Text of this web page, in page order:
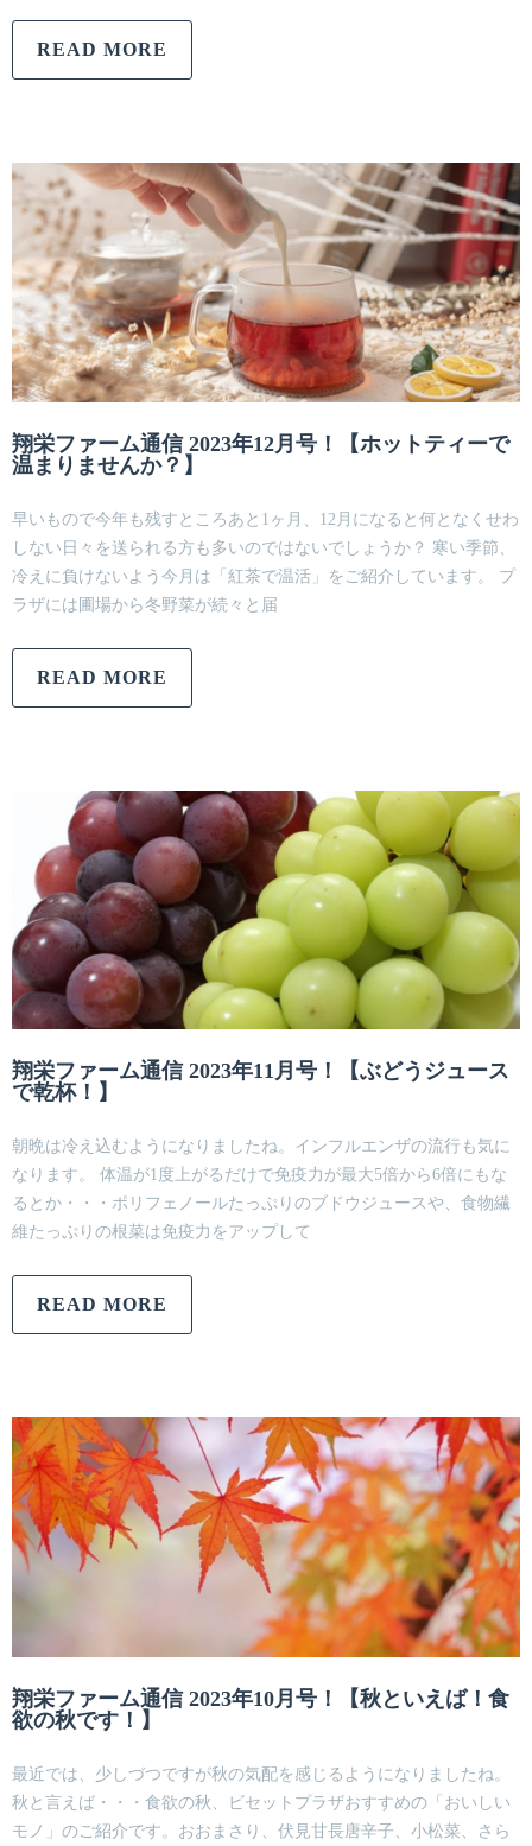
READ MORE
翔栄ファーム通信 2023年12月号！【ホットティーで
温まりませんか？】
早いもので今年も残すところあと1ヶ月、12月になると何となくせわ
しない日々を送られる方も多いのではないでしょうか？ 寒い季節、
冷えに負けないよう今月は「紅茶で温活」をご紹介しています。 プ
ラザには圃場から冬野菜が続々と届
READ MORE
翔栄ファーム通信 2023年11月号！【ぶどうジュース
で乾杯！】
朝晩は冷え込むようになりましたね。インフルエンザの流行も気に
なります。 体温が1度上がるだけで免疫力が最大5倍から6倍にもな
るとか・・・ポリフェノールたっぷりのブドウジュースや、食物繊
維たっぷりの根菜は免疫力をアップして
READ MORE
翔栄ファーム通信 2023年10月号！【秋といえば！食
欲の秋です！】
最近では、少しづつですが秋の気配を感じるようになりましたね。
秋と言えば・・・食欲の秋、ビセットプラザおすすめの「おいしい
モノ」のご紹介です。おおまさり、伏見甘長唐辛子、小松菜、さら